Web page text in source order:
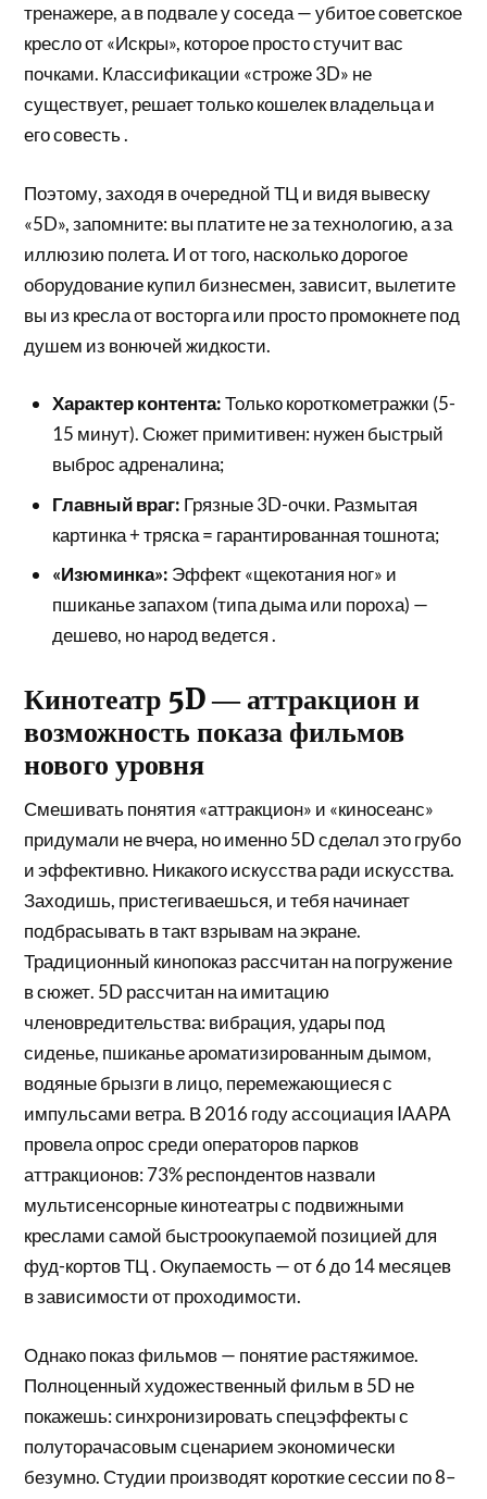
тренажере, а в подвале у соседа — убитое советское
кресло от «Искры», которое просто стучит вас
почками. Классификации «строже 3D» не
существует, решает только кошелек владельца и
его совесть .
Поэтому, заходя в очередной ТЦ и видя вывеску
«5D», запомните: вы платите не за технологию, а за
иллюзию полета. И от того, насколько дорогое
оборудование купил бизнесмен, зависит, вылетите
вы из кресла от восторга или просто промокнете под
душем из вонючей жидкости.
Характер контента:Только короткометражки (5-
15 минут). Сюжет примитивен: нужен быстрый
выброс адреналина;
Главный враг: Грязные 3D-очки. Размытая
картинка + тряска = гарантированная тошнота;
«Изюминка»: Эффект «щекотания ног» и
пшиканье запахом (типа дыма или пороха) —
дешево, но народ ведется .
Кинотеатр 5D ― аттракцион и
возможность показа фильмов
нового уровня
Смешивать понятия «аттракцион» и «киносеанс»
придумали не вчера, но именно 5D сделал это грубо
и эффективно. Никакого искусства ради искусства.
Заходишь, пристегиваешься, и тебя начинает
подбрасывать в такт взрывам на экране.
Традиционный кинопоказ рассчитан на погружение
в сюжет. 5D рассчитан на имитацию
членовредительства: вибрация, удары под
сиденье, пшиканье ароматизированным дымом,
водяные брызги в лицо, перемежающиеся с
импульсами ветра. В 2016 году ассоциация IAAPA
провела опрос среди операторов парков
аттракционов: 73% респондентов назвали
мультисенсорные кинотеатры с подвижными
креслами самой быстроокупаемой позицией для
фуд-кортов ТЦ . Окупаемость — от 6 до 14 месяцев
в зависимости от проходимости.
Однако показ фильмов — понятие растяжимое.
Полноценный художественный фильм в 5D не
покажешь: синхронизировать спецэффекты с
полуторачасовым сценарием экономически
безумно. Студии производят короткие сессии по 8–